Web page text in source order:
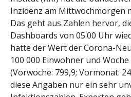
Inzidenz am Mittwochmorgen
Das geht aus Zahlen hervor,
Dashboards von 05.00 Uhr
hatte der Wert der Corona-
100 000 Einwohner und
(Vorwoche: 799,9; Vormonat:
diese Angaben nur ein sehr